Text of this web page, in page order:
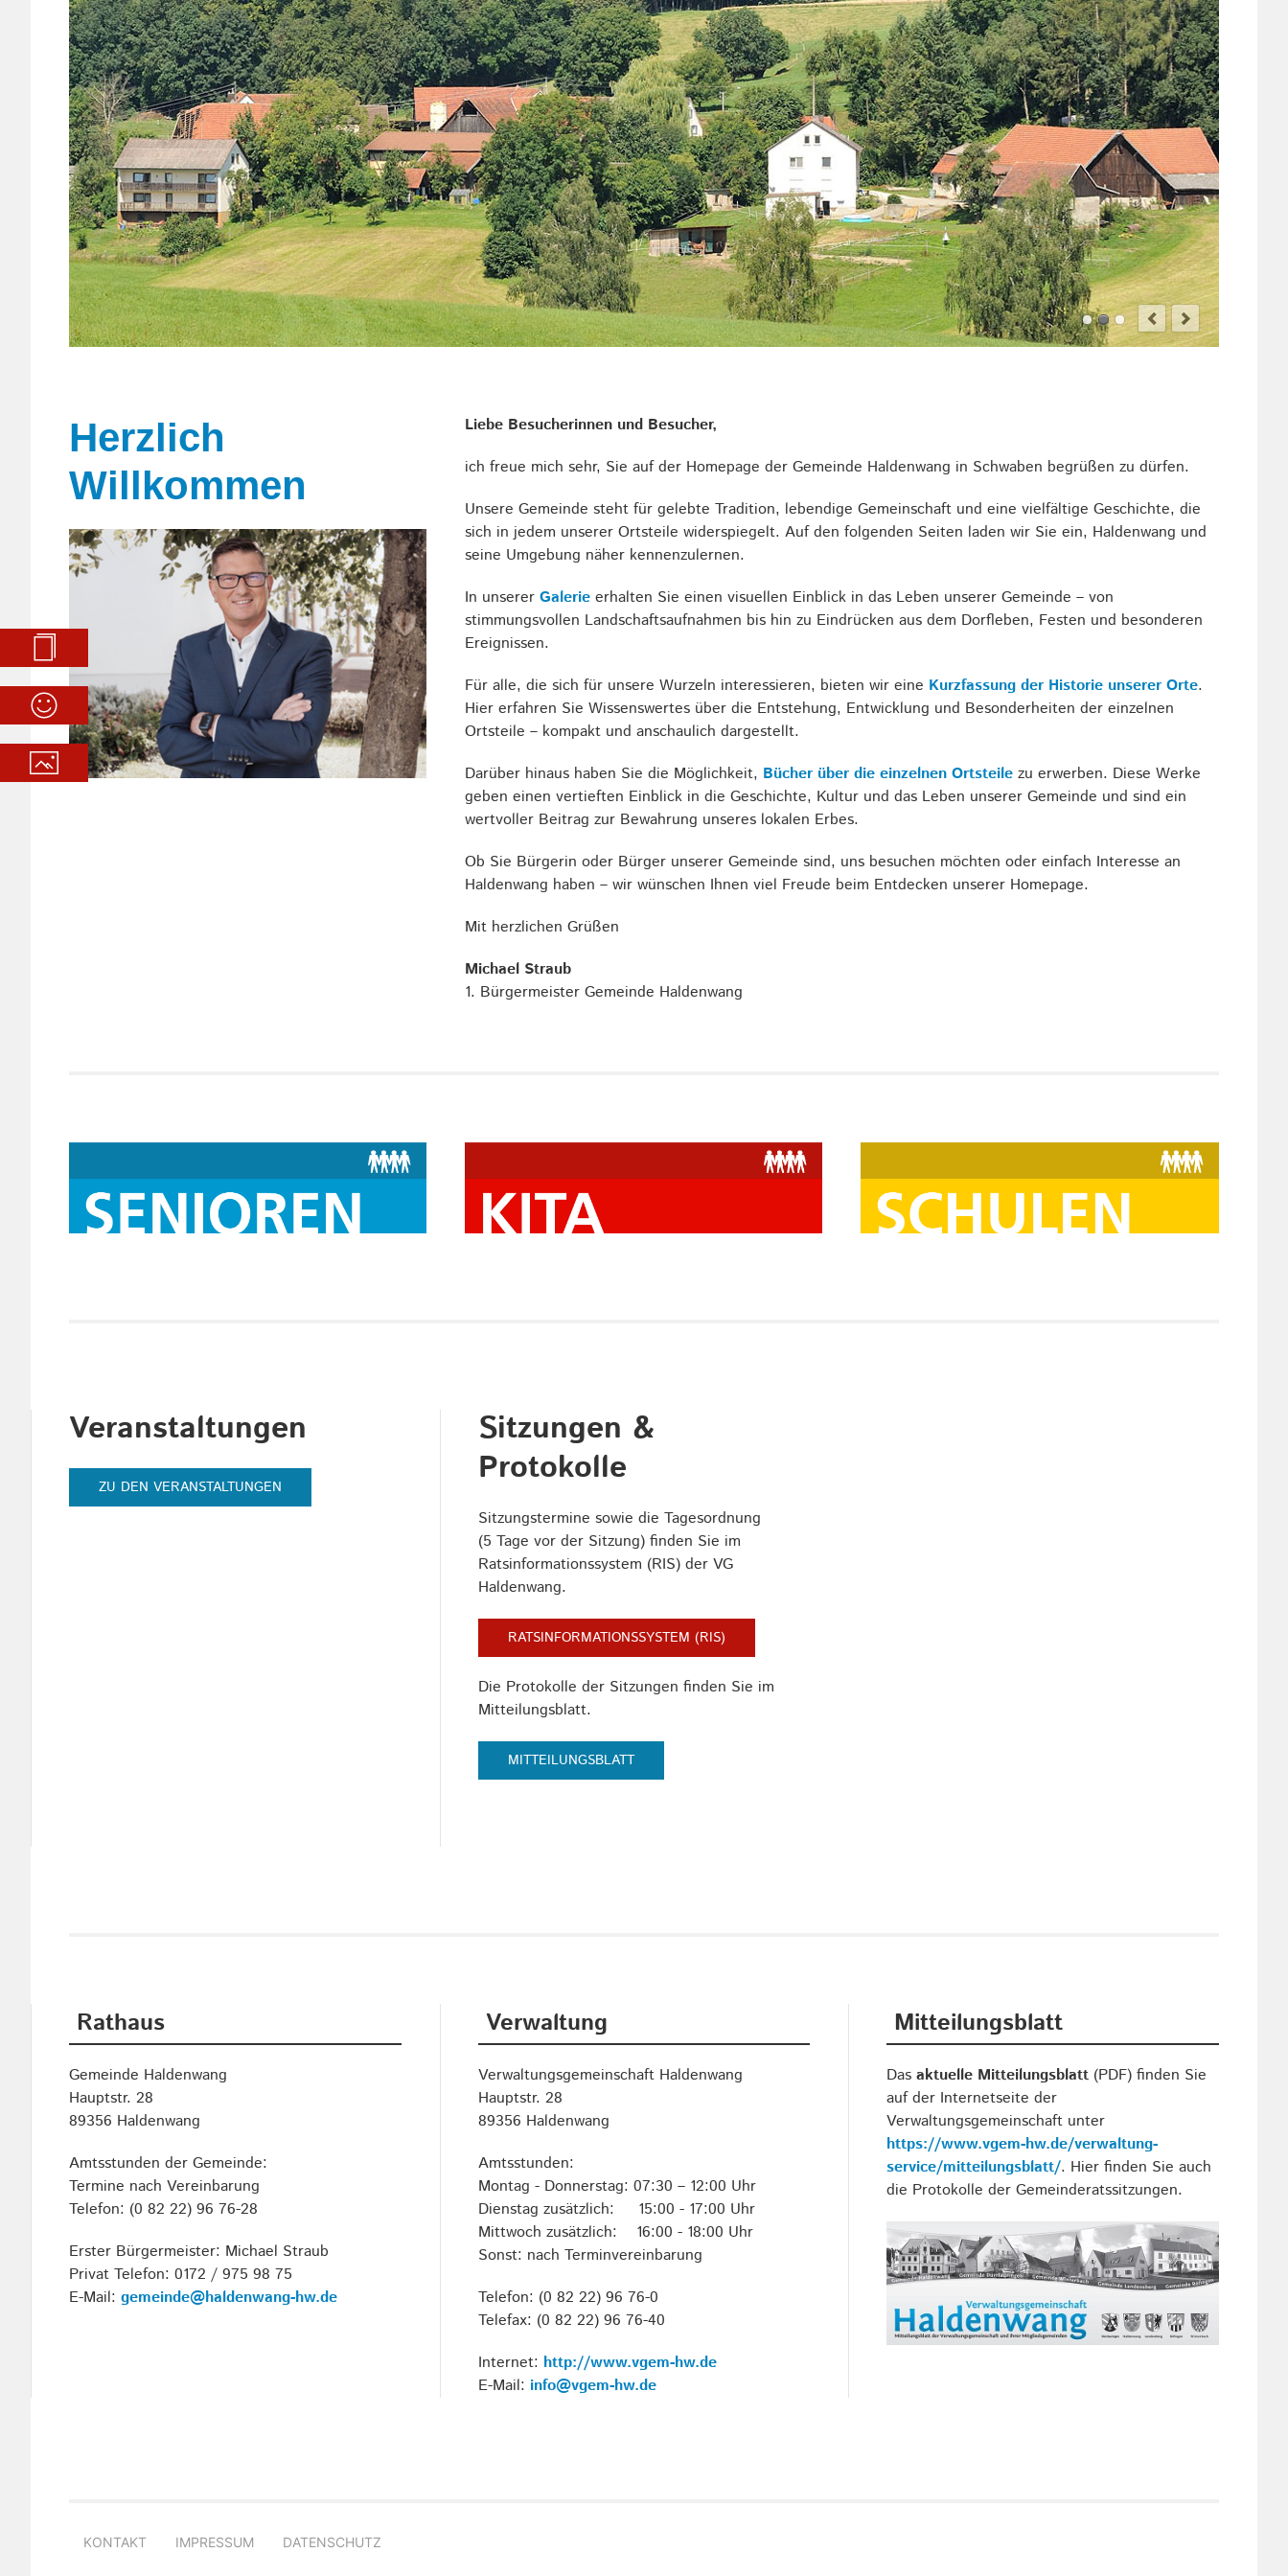
1 2 3
Herzlich
Willkommen
Liebe Besucherinnen und Besucher,
ich freue mich sehr, Sie auf der Homepage der Gemeinde Haldenwang in Schwaben begrüßen zu dürfen.
Unsere Gemeinde steht für gelebte Tradition, lebendige Gemeinschaft und eine vielfältige Geschichte, die
sich in jedem unserer Ortsteile widerspiegelt. Auf den folgenden Seiten laden wir Sie ein, Haldenwang und
seine Umgebung näher kennenzulernen.
In unsererGalerie erhalten Sie einen visuellen Einblick in das Leben unserer Gemeinde – von
stimmungsvollen Landschaftsaufnahmen bis hin zu Eindrücken aus dem Dorfleben, Festen und besonderen
Ereignissen.
Für alle, die sich für unsere Wurzeln interessieren, bieten wir eine Kurzfassung der Historie unserer Orte.
Hier erfahren Sie Wissenswertes über die Entstehung, Entwicklung und Besonderheiten der einzelnen
Ortsteile – kompakt und anschaulich dargestellt.
Darüber hinaus haben Sie die Möglichkeit, Bücher über die einzelnen Ortsteile zu erwerben. Diese Werke
geben einen vertieften Einblick in die Geschichte, Kultur und das Leben unserer Gemeinde und sind ein
wertvoller Beitrag zur Bewahrung unseres lokalen Erbes.
Ob Sie Bürgerin oder Bürger unserer Gemeinde sind, uns besuchen möchten oder einfach Interesse an
Haldenwang haben – wir wünschen Ihnen viel Freude beim Entdecken unserer Homepage.
Mit herzlichen Grüßen
Michael Straub
1. Bürgermeister Gemeinde Haldenwang
Veranstaltungen
ZU DEN VERANSTALTUNGEN
Sitzungen &
Protokolle
Sitzungstermine sowie die Tagesordnung
(5 Tage vor der Sitzung) finden Sie im
Ratsinformationssystem (RIS) der VG
Haldenwang.
RATSINFORMATIONSSYSTEM (RIS)
Die Protokolle der Sitzungen finden Sie im
Mitteilungsblatt.
MITTEILUNGSBLATT
Rathaus
Gemeinde Haldenwang
Hauptstr. 28
89356 Haldenwang
Amtsstunden der Gemeinde:
Termine nach Vereinbarung
Telefon: (0 82 22) 96 76-28
Erster Bürgermeister: Michael Straub
Privat Telefon: 0172 / 975 98 75
E-Mail: gemeinde@haldenwang-hw.de
Verwaltung
Verwaltungsgemeinschaft Haldenwang
Hauptstr. 28
89356 Haldenwang
Amtsstunden:
Montag - Donnerstag: 07:30 – 12:00 Uhr
Dienstag zusätzlich: 15:00 - 17:00 Uhr
Mittwoch zusätzlich: 16:00 - 18:00 Uhr
Sonst: nach Terminvereinbarung
Telefon: (0 82 22) 96 76-0
Telefax: (0 82 22) 96 76-40
Internet: http://www.vgem-hw.de
E-Mail: info@vgem-hw.de
Mitteilungsblatt
Dasaktuelle Mitteilungsblatt (PDF) finden Sie
auf der Internetseite der
Verwaltungsgemeinschaft unter
https://www.vgem-hw.de/verwaltung-
service/mitteilungsblatt/. Hier finden Sie auch
die Protokolle der Gemeinderatssitzungen.
überspringen
KONTAKT IMPRESSUM DATENSCHUTZ